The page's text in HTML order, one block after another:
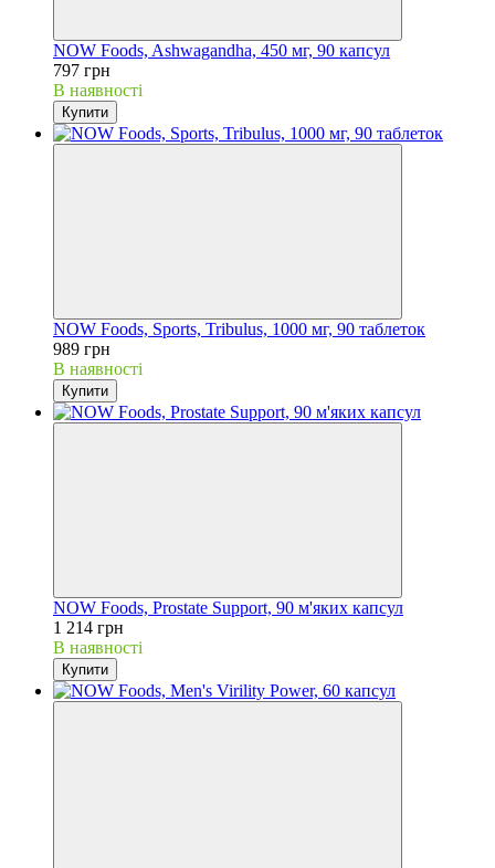
NOW Foods, Ashwagandha, 450 мг, 90 капсул
797 грн
В наявності
Купити
NOW Foods, Sports, Tribulus, 1000 мг, 90 таблеток
989 грн
В наявності
Купити
NOW Foods, Prostate Support, 90 м'яких капсул
1 214 грн
В наявності
Купити